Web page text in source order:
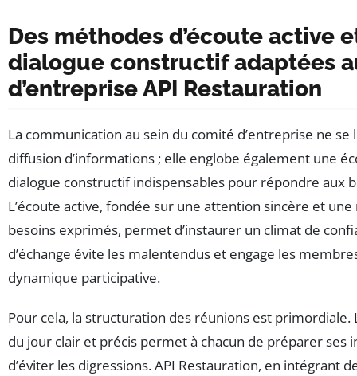
Des méthodes d’écoute active
dialogue constructif adaptées
d’entreprise API Restauration
La communication au sein du comité d’entreprise ne se
diffusion d’informations ; elle englobe également une
dialogue constructif indispensables pour répondre aux
L’écoute active, fondée sur une attention sincère et
besoins exprimés, permet d’instaurer un climat de
d’échange évite les malentendus et engage les
dynamique participative.
Pour cela, la structuration des réunions est primordiale.
du jour clair et précis permet à chacun de préparer ses
d’éviter les digressions. API Restauration, en intégrant